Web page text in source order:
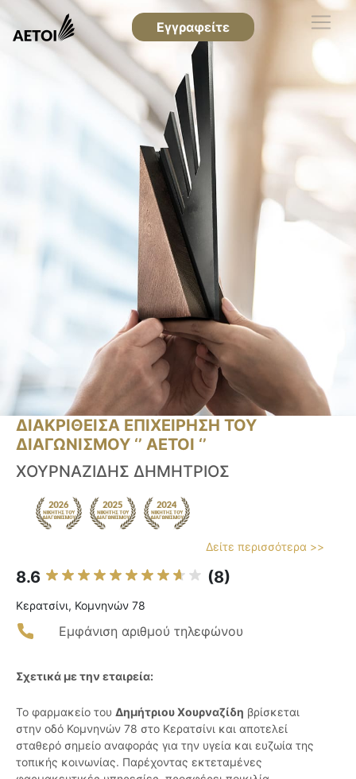
Εγγραφείτε
ΔΙΑΚΡΙΘΕΙΣΑ ΕΠΙΧΕΙΡΗΣΗ ΤΟΥ
ΔΙΑΓΩΝΙΣΜΟΥ ‘’ ΑΕΤΟΙ ‘’
ΧΟΥΡΝΑΖΙΔΗΣ ΔΗΜΗΤΡΙΟΣ
Δείτε περισσότερα >>
8.6 (8)
Κερατσίνι, Κομνηνών 78
Εμφάνιση αριθμού τηλεφώνου
Σχετικά με την εταιρεία:
Το φαρμακείο του Δημήτριου Χουρναζίδη βρίσκεται
στην οδό Κομνηνών 78 στο Κερατσίνι και αποτελεί
σταθερό σημείο αναφοράς για την υγεία και ευζωία της
τοπικής κοινωνίας. Παρέχοντας εκτεταμένες